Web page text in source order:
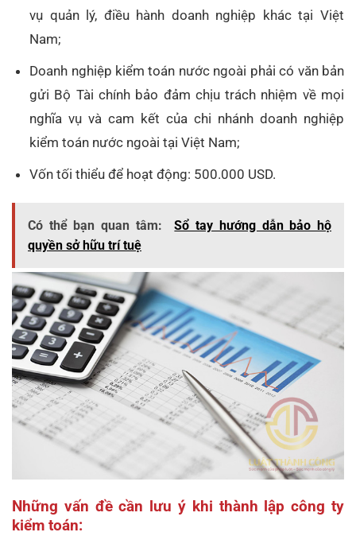
vụ quản lý, điều hành doanh nghiệp khác tại Việt
Nam;
Doanh nghiệp kiểm toán nước ngoài phải có văn bản
gửi Bộ Tài chính bảo đảm chịu trách nhiệm về mọi
nghĩa vụ và cam kết của chi nhánh doanh nghiệp
kiểm toán nước ngoài tại Việt Nam;
Vốn tối thiểu để hoạt động: 500.000 USD.
Có thể bạn quan tâm:
Sổ tay hướng dẫn bảo hộ
quyền sở hữu trí tuệ
Những vấn đề cần lưu ý khi thành lập công ty
kiểm toán: